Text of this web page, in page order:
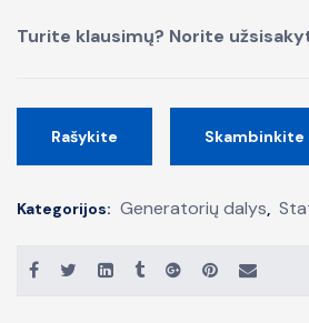
Turite klausimų? Norite
Rašykite Skambinkite
Kategorijos: Generatorių dalys,